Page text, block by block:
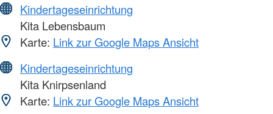
Kindertageseinrichtung
Kita Lebensbaum
Karte: Link zur Google Maps Ansicht
Kindertageseinrichtung
Kita Knirpsenland
Karte: Link zur Google Maps Ansicht